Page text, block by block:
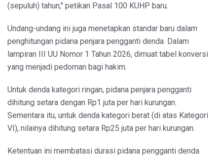
(sepuluh) tahun," petikan Pasal 100 KUHP baru.
Undang-undang ini juga menetapkan standar baru dalam
penghitungan pidana penjara pengganti denda. Dalam
lampiran III UU Nomor 1 Tahun 2026, dimuat tabel konversi
yang menjadi pedoman bagi hakim.
Untuk denda kategori ringan, pidana penjara pengganti
dihitung setara dengan Rp1 juta per hari kurungan.
Sementara itu, untuk denda kategori berat (di atas Kategori
VI), nilainya dihitung setara Rp25 juta per hari kurungan.
Ketentuan ini membatasi durasi pidana pengganti denda